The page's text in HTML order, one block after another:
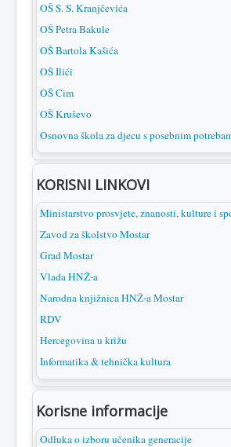
OŠ S. S. Kranjčevića
OŠ Petra Bakule
OŠ Bartola Kašića
OŠ Ilići
OŠ Cim
OŠ Kruševo
Osnovna škola za djecu s posebnim
KORISNI LINKOVI
Ministarstvo prosvjete, znanosti, kulture i
Zavod za školstvo Mostar
Grad Mostar
Vlada HNŽ-a
Narodna knjižnica HNŽ-a Mostar
RDV
Hercegovina u križu
Informatika & tehnička kultura
Korisne informacije
Odluka o izboru učenika generacije